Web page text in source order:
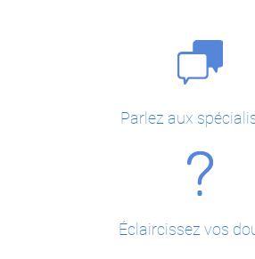
Parlez aux
Éclaircissez vos